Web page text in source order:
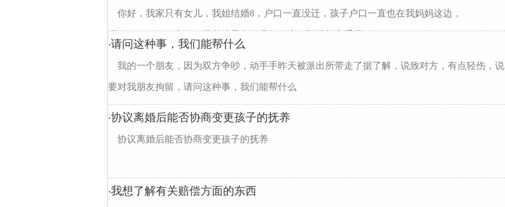
你好，我家只有女儿，我姐结婚8，户口一直没迁，孩子户口一直也在我妈妈这边，
现"35030194l"""离婚了带着孩子也在我妈妈家，那还能享受我
·请问这种事，我们能帮什么
我的一个朋友，因为双方争吵，动手手昨天被派出所带走了据了解，说致对方，有点轻伤，说
要对我朋友拘留，请问这种事，我们能帮什么
·协议离婚后能否协商变更孩子的抚养
协议离婚后能否协商变更孩子的抚养
·我想了解有关赔偿方面的东西